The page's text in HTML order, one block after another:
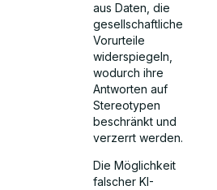
aus Daten, die
gesellschaftliche
Vorurteile
widerspiegeln,
wodurch ihre
Antworten auf
Stereotypen
beschränkt und
verzerrt werden.
Die Möglichkeit
falscher KI-